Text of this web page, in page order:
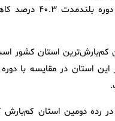
بارش‌ها در کشور نسبت به
استان کشور
استان در مقایسه با
هرمزگان با رشد منفی ۷۵.۳ در رده دومین استان